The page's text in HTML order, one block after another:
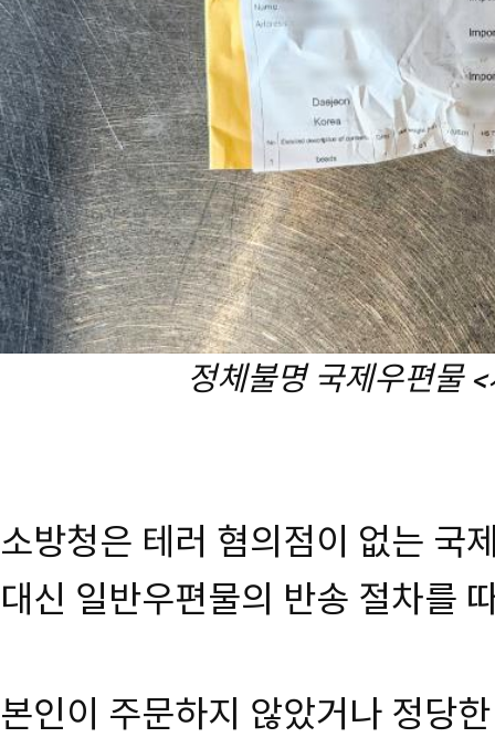
정체불명 국제우편물
소방청은 테러 혐의점이 없는 국
대신 일반우편물의 반송 절차를
본인이 주문하지 않았거나 정당